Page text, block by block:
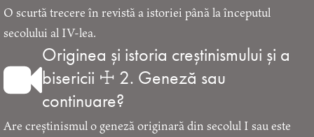
O scurtă trecere în revistă a istoriei până la începutul
secolului al IV-lea.
Originea și istoria creștinismului și a
bisericii ☩ 2. Geneză sau
continuare?
Are creștinismul o geneză originară din secolul I sau este